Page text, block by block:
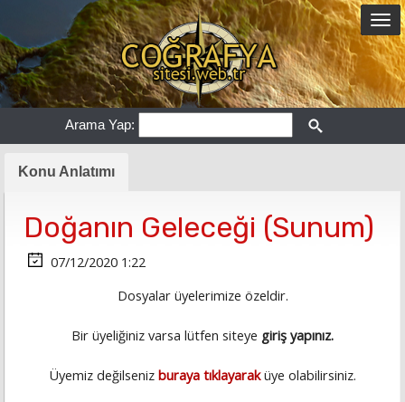
Arama Yap:
Konu Anlatımı
Doğanın Geleceği (Sunum)
07/12/2020 1:22
Dosyalar üyelerimize özeldir.
Bir üyeliğiniz varsa lütfen siteye giriş yapınız.
Üyemiz değilseniz buraya tıklayaraküye olabilirsiniz.